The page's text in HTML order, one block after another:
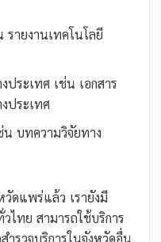
รายงานเทคโนโลยี
ประเทศ เช่น เอกสาร
ประเทศ
น บทความวิจัยทาง
วัดแพร่แล้ว เรายังมี
ไทย สามารถใช้บริการ
รวจบริการในจังหวัดอื่น